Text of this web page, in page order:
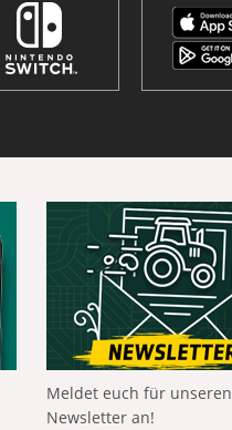
Meldet euch für unseren
Newsletter an!